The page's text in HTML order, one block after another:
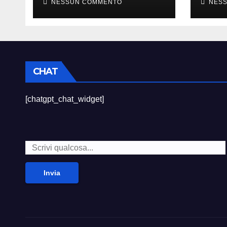
NESSUN COMMENTO
CHAT
[chatgpt_chat_widget]
Invia